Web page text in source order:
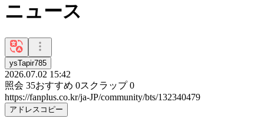
ニュース
ysTapir785
2026.07.02 15:42
照会 35おすすめ 0スクラップ 0
https://fanplus.co.kr/ja-JP/community/bts/132340479
アドレスコピー